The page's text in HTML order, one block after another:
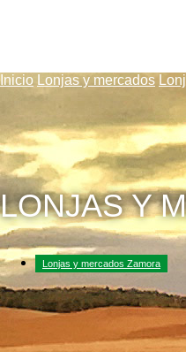
Inicio Lonjas y mercados
LONJAS Y
Lonjas y mercados Zamora